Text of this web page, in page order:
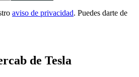
aviso de privacidad. Puedes darte de
de Tesla